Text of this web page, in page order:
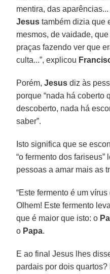
mentira, das
Jesus também dizia que
mesmos, de vaidade,
praças fazendo ver que
culta...”, explicou
Porém,Jesus diz às
porque “nada há coberto
descoberto, nada há
saber”.
Isto significa que se
“o fermento dos fariseus”
pessoas a amar mais as
“Este fermento é um
Olhem! Este fermento
que é maior que isto: o
o Papa.
E ao final Jesus lhes
pardais por dois quartos?